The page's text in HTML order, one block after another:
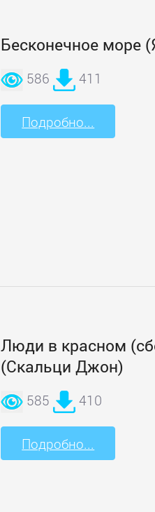
Бесконечное море
586 411
Подробно...
Люди в красном
(Скальци Джон)
585 410
Подробно...